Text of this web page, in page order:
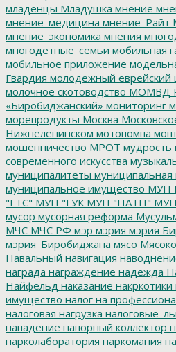
младенцы Младушка мнение
мнение_медицина мнение_Райт
мнение_экономика мнения
многодетные_семьи мобильная
мобильное приложение
Гвардия молодежный еврейский
молочное скотоводство МОМВД
«Биробиджанский» мониторинг
морепродукты Москва
Нижнеленинском мотопомпа
мошенничество МРОТ мудрость
современного искусства
муниципалитеты муниципальная
муниципальное имущество МУП
"ГТС" МУП "ГУК МУП "ПАТП" МУП
мусор мусорная реформа
МЧС МЧС РФ мэр мэрия мэрия
мэрия_Биробиджана мясо
Навальный навигация
награда награждение надежда
Найфельд наказание накркотики
имущество налог на
налоговая нагрузка
нападение напорный коллектор
нарколаборатория наркомания